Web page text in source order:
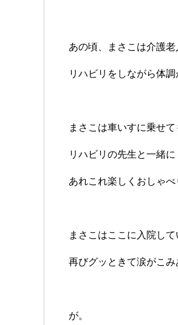
あの頃、まさこは介護
リハビリをしながら体
まさこは車いすに乗せて
リハビリの先生と一緒
あれこれ楽しくおしゃ
まさこはここに入院し
再びグッときて涙がこみ
が。